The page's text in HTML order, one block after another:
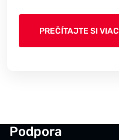
PREČÍTAJTE SI VIAC
Podpora